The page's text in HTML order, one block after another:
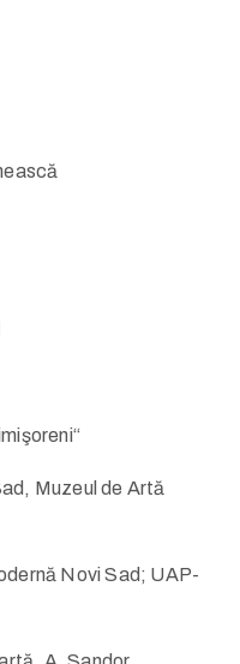
Muzeul de Artă
Novi Sad; UAP-